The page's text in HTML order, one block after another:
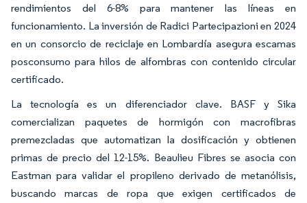
rendimientos del 6-8% para mantener las líneas en
funcionamiento. La inversión de Radici Partecipazioni en 2024
en un consorcio de reciclaje en Lombardía asegura escamas
posconsumo para hilos de alfombras con contenido circular
certificado.
La tecnología es un diferenciador clave. BASF y Sika
comercializan paquetes de hormigón con macrofibras
premezcladas que automatizan la dosificación y obtienen
primas de precio del 12-15%. Beaulieu Fibres se asocia con
Eastman para validar el propileno derivado de metanólisis,
buscando marcas de ropa que exigen certificados de